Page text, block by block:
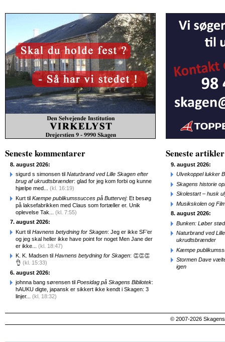
Seneste kommentarer
8. august 2026:
sigurd s simonsen til Naturbrand ved Lille Skagen efter
brug af ukrudtsbrænder: glad for jeg kom forbi og kunne
hjælpe med... (kl. 16:19)
Kurt til Kæmpe publikumssucces på Buttervej: Et besøg
på laksefabrikken med Claus som fortæller er. Unik
oplevelse Tak... (kl. 7:55)
7. august 2026:
Kurt til Havnens betydning for Skagen: Jeg er ikke SF’er
og jeg skal heller ikke have point for noget Men Jane der
er ikke... (kl. 18:47)
K. K. Madsen til Havnens betydning for Skagen: 👏👏👏
👌 (kl. 15:33)
6. august 2026:
johnna bang sørensen til Poesidag på Skagens Bibliotek:
hAUKU digte, japansk er sikkert ikke kendt i Skagen: 3
linjer... (kl. 18:32)
Seneste artikler
9. august 2026:
Ulvekoppel lukker
Skagens historie
Skolestart – husk
Musikskolen og
8. august 2026:
Bunken: Løber
Naturbrand ved
ukrudtsbrænder
Kæmpe
Stormen Dave
igen
© 2007-2026